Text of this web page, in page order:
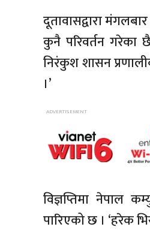
दूतावासद्वारा मंगलबार
कुनै परिवर्तन गरेका
निरंकुश शासन
।’
विज्ञप्तिमा नेपाल
पारिएको छ । ‘हरेक